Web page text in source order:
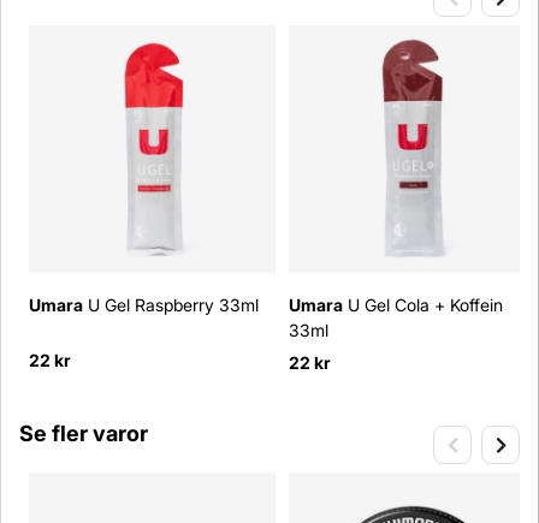
Umara U Gel Raspberry 33ml
22 kr
Umara U Gel Cola + Koffein
33ml
22 kr
Se fler varor